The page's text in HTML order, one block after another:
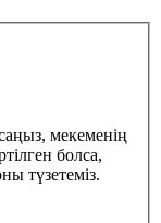
мекеменің
болса,
түзетеміз.